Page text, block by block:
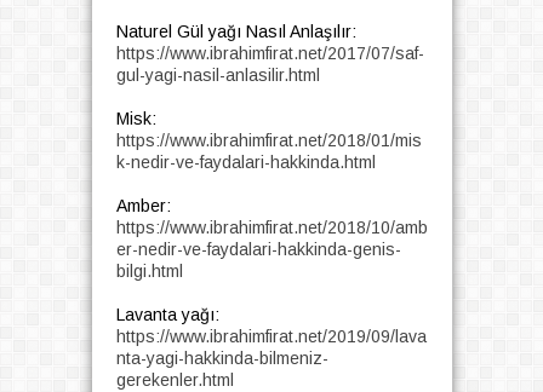
Naturel Gül yağı Nasıl Anlaşılır:
https://www.ibrahimfirat.net/2017/07/saf-
gul-yagi-nasil-anlasilir.html
Misk:
https://www.ibrahimfirat.net/2018/01/mis
k-nedir-ve-faydalari-hakkinda.html
Amber:
https://www.ibrahimfirat.net/2018/10/amb
er-nedir-ve-faydalari-hakkinda-genis-
bilgi.html
Lavanta yağı:
https://www.ibrahimfirat.net/2019/09/lava
nta-yagi-hakkinda-bilmeniz-
gerekenler.html